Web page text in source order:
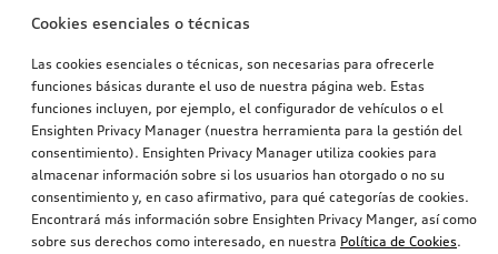
Cookies esenciales o técnicas
Las cookies esenciales o técnicas, son necesarias para ofrecerle
funciones básicas durante el uso de nuestra página web. Estas
funciones incluyen, por ejemplo, el configurador de vehículos o el
Ensighten Privacy Manager (nuestra herramienta para la gestión del
consentimiento). Ensighten Privacy Manager utiliza cookies para
almacenar información sobre si los usuarios han otorgado o no su
consentimiento y, en caso afirmativo, para qué categorías de cookies.
Encontrará más información sobre Ensighten Privacy Manger, así como
sobre sus derechos como interesado, en nuestra Política de Cookies.